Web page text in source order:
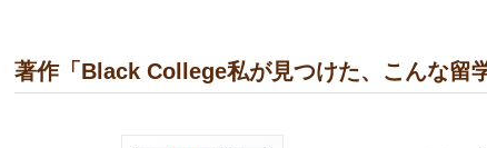
著作「Black College私が見つけた、こんな